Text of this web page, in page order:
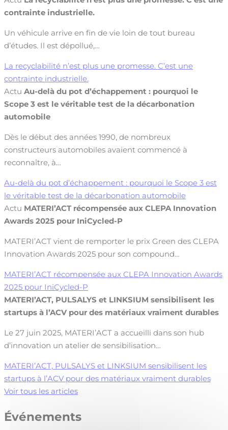
contrainte industrielle.
Un véhicule arrive en fin de vie loin de tout bureau
d’études. Il est dépollué,…
La recyclabilité n’est plus une promesse. C’est une
contrainte industrielle.
Actu Au-delà du pot d’échappement : pourquoi le
Scope 3 est le véritable test de la décarbonation
automobile
Dès le début des années 1990, de nombreux
constructeurs automobiles avaient commencé à
reconnaître, à…
Au-delà du pot d’échappement : pourquoi le Scope 3 est
le véritable test de la décarbonation automobile
Actu MATERI’ACT récompensée aux CLEPA Innovation
Awards 2025 pour IniCycled-P
MATERI’ACT vient de remporter le prix Green des CLEPA
Innovation Awards 2025 pour son compound…
MATERI’ACT récompensée aux CLEPA Innovation Awards
2025 pour IniCycled-P
MATERI’ACT, PULSALYS et LINKSIUM sensibilisent les
startups à l’ACV pour des matériaux vraiment durables
Le 27 juin 2025, MATERI’ACT a accueilli dans son hub
d’innovation un atelier de sensibilisation…
MATERI’ACT, PULSALYS et LINKSIUM sensibilisent les
startups à l’ACV pour des matériaux vraiment durables
Voir tous les articles
Événements